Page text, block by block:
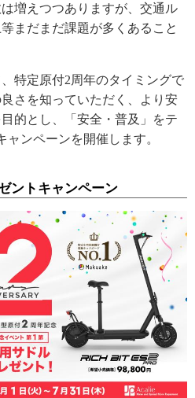
増えつつありますが、交通ル
まだまだ課題が多くあること
特定原付2周年のタイミングで
さを知っていただく、より安
的とし、「安全・普及」をテ
ンペーンを開催します。
ントキャンペーン